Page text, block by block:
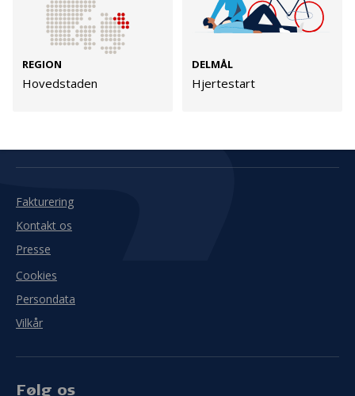
REGION
Hovedstaden
DELMÅL
Hjertestart
TrygFonden
45 26 08 00
info@trygfonden.dk
Hummeltoftevej 49
2830 Virum
Vis vej hertil
Fakturering
Kontakt os
Presse
Cookies
Persondata
Vilkår
Følg os